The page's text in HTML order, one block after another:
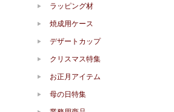
ラッピング材
焼成用ケース
デザートカップ
クリスマス特集
お正月アイテム
母の日特集